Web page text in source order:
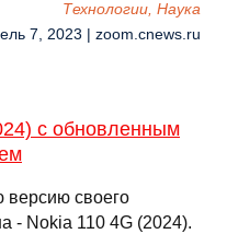
Технологии, Наука
7, 2023 | zoom.cnews.ru
с обновленным
версию своего
- Nokia 110 4G (2024).